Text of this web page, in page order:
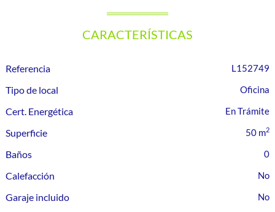
CARACTERÍSTICAS
Referencia L152749
Tipo de local Oficina
Cert. Energética En Trámite
Superficie 50 m2
Baños 0
Calefacción
Garaje incluido